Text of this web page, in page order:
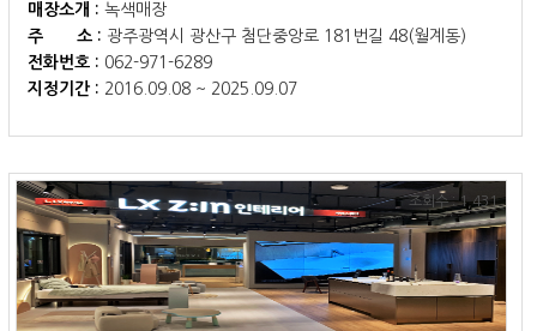
매장소개 : 녹색매장
주 소 : 광주광역시 광산구 첨단중앙로 181번길 48(월계동)
전화번호 : 062-971-6289
지정기간 : 2016.09.08 ~ 2025.09.07
조회수 : 1,431